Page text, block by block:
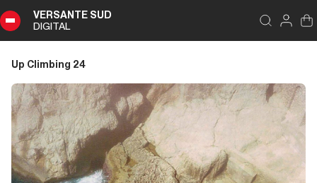
VERSANTE SUD
DIGITAL
Indice
Climbing
24
Sommario
DIGITAL
Up Climbing 24